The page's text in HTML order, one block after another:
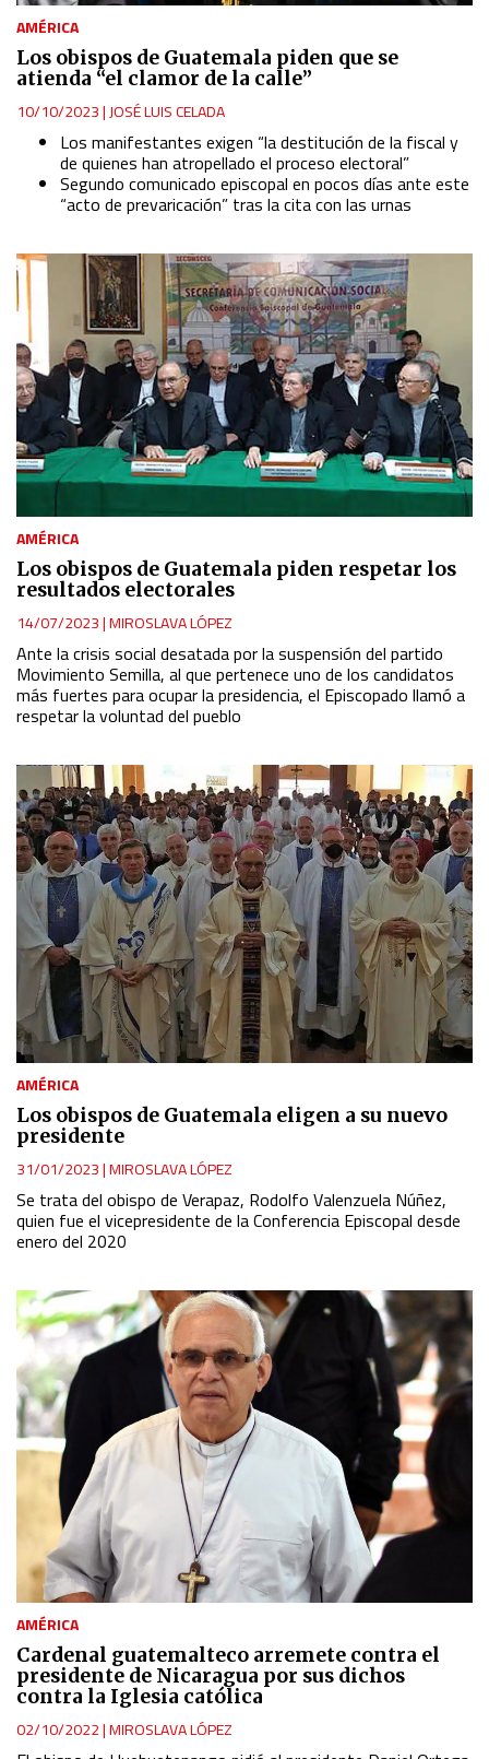
AMÉRICA
Los obispos de Guatemala piden que se
atienda “el clamor de la calle”
10/10/2023| JOSÉ LUIS CELADA
Los manifestantes exigen “la destitución de la fiscal y
de quienes han atropellado el proceso electoral”
Segundo comunicado episcopal en pocos días ante este
“acto de prevaricación” tras la cita con las urnas
AMÉRICA
Los obispos de Guatemala piden respetar los
resultados electorales
14/07/2023|MIROSLAVA LÓPEZ
Ante la crisis social desatada por la suspensión del partido
Movimiento Semilla, al que pertenece uno de los candidatos
más fuertes para ocupar la presidencia, el Episcopado llamó a
respetar la voluntad del pueblo
AMÉRICA
Los obispos de Guatemala eligen a su nuevo
presidente
31/01/2023|MIROSLAVA LÓPEZ
Se trata del obispo de Verapaz, Rodolfo Valenzuela Núñez,
quien fue el vicepresidente de la Conferencia Episcopal desde
enero del 2020
AMÉRICA
Cardenal guatemalteco arremete contra el
presidente de Nicaragua por sus dichos
contra la Iglesia católica
02/10/2022|MIROSLAVA LÓPEZ
Advertising